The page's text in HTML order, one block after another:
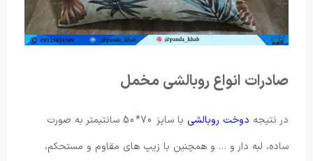
صادرات انواع روبالشی مخمل
در نتیجه دوخت روبالشی
با سایز 70*50 سانتیمتر به صورت
ساده، لبه دار و … و همچنین با زیپ های مقاوم و مستحکم،